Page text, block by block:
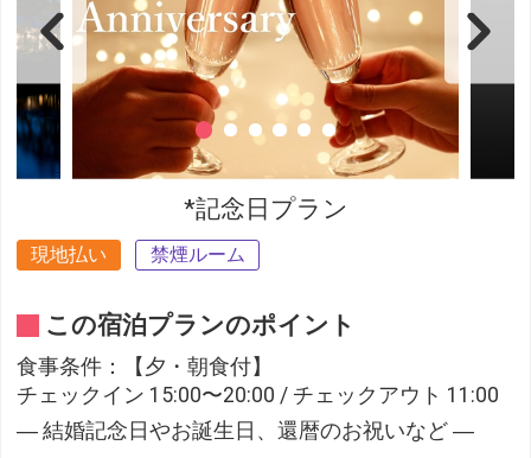
*記念日プラン
現地払い 禁煙ルーム
この宿泊プランのポイント
食事条件：【夕・朝食付】
チェックイン 15:00〜20:00 / チェックアウト 11:00
― 結婚記念日やお誕生日、還暦のお祝いなど ―